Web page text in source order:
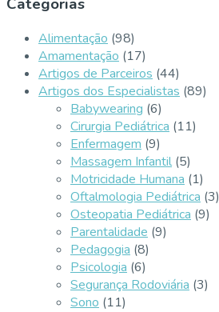
Alimentação (98)
Amamentação (17)
Artigos de Parceiros (44)
Artigos dos Especialistas (89)
Babywearing (6)
Cirurgia Pediátrica (11)
Enfermagem (9)
Massagem Infantil (5)
Motricidade Humana (1)
Oftalmologia Pediátrica (3)
Osteopatia Pediátrica (9)
Parentalidade (9)
Pedagogia (8)
Psicologia (6)
Segurança Rodoviária (3)
Sono (11)